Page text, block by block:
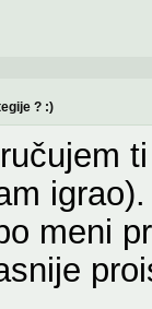
? :)
igrao).
meni